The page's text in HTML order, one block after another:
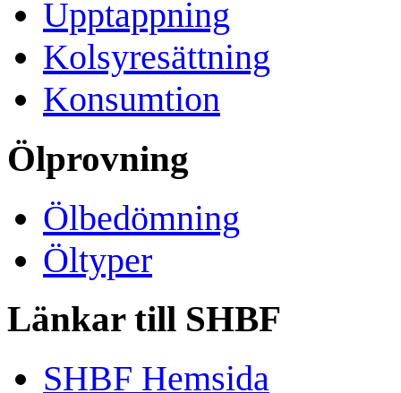
Upptappning
Kolsyresättning
Konsumtion
Ölprovning
Ölbedömning
Öltyper
Länkar till SHBF
SHBF Hemsida